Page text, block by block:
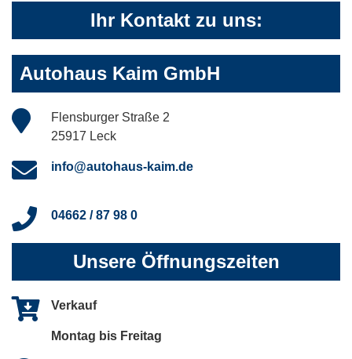
Ihr Kontakt zu uns:
Autohaus Kaim GmbH
Flensburger Straße 2
25917 Leck
info@autohaus-kaim.de
04662 / 87 98 0
Unsere Öffnungszeiten
Verkauf
Montag bis Freitag